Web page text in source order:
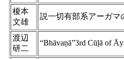
榎本
文雄
説一切有部系アーガマ
渡辺
研二
“Bhāvaṇā”3rd Cūḷā of